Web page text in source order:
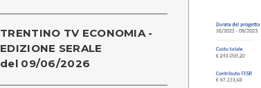
TRENTINO TV ECONOMIA -
EDIZIONE SERALE
del 09/06/2026